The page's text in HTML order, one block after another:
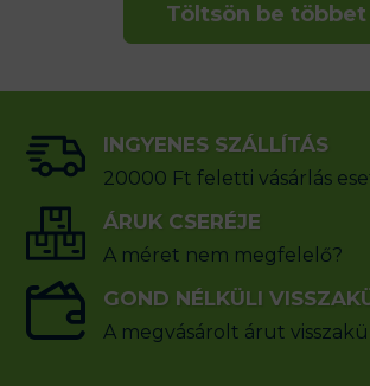
Töltsön be többet
INGYENES SZÁLLÍTÁS
20000 Ft feletti vásárlás
ÁRUK CSERÉJE
A méret nem megfelelő?
GOND NÉLKÜLI
A megvásárolt árut